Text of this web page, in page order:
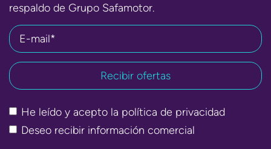
respaldo de Grupo Safamotor.
E-mail*
He leído y acepto la política de privacidad
Deseo recibir información comercial